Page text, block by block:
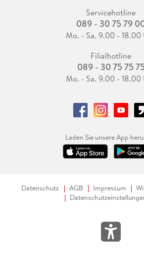
Servicehotline
089 - 30 75 79
Mo. - Sa. 9.00 - 18.00
Filialhotline
089 - 30 75 75 75
Mo. - Sa. 9.00 - 18.00
Laden Sie unsere App
Datenschutz AGB Impressum